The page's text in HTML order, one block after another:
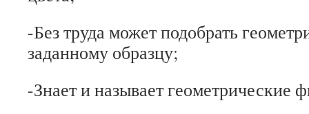
-Без труда может подобрать
заданному образцу;
-Знает и называет геометрические